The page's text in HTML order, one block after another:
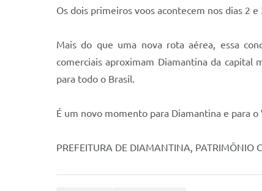
Os dois primeiros voos acontecem nos dias 2 e
Mais do que uma nova rota aérea, essa
comerciais aproximam Diamantina da capital
para todo o Brasil.
É um novo momento para Diamantina e para
PREFEITURA DE DIAMANTINA, PATRIMÔNIO